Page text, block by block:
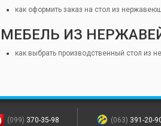
как оформить заказ на стол из
МЕБЕЛЬ ИЗ
как выбрать производственный стол из
(063) 391-20-
(099) 370-35-98